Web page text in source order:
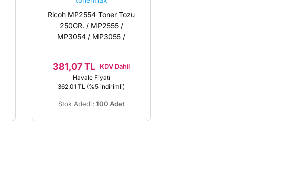
Ricoh MP2554 Toner Tozu
250GR. / MP2555 /
MP3054 / MP3055 /
381,07 TL KDV Dahil
Havale Fiyatı
362,01 TL (%5 indirimli)
Stok Adedi :100 Adet